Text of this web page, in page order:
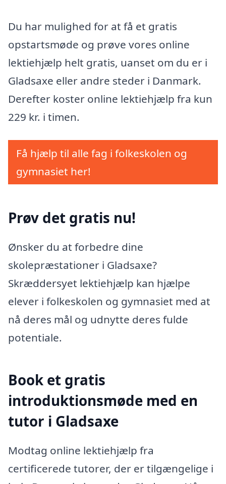
Du har mulighed for at få et gratis
opstartsmøde og prøve vores online
lektiehjælp helt gratis, uanset om du er i
Gladsaxe eller andre steder i Danmark.
Derefter koster online lektiehjælp fra kun
229 kr. i timen.
Få hjælp til alle fag i folkeskolen og
gymnasiet her!
Prøv det gratis nu!
Ønsker du at forbedre dine
skolepræstationer i Gladsaxe?
Skræddersyet lektiehjælp kan hjælpe
elever i folkeskolen og gymnasiet med at
nå deres mål og udnytte deres fulde
potentiale.
Book et gratis
introduktionsmøde med en
tutor i Gladsaxe
Modtag online lektiehjælp fra
certificerede tutorer, der er tilgængelige i